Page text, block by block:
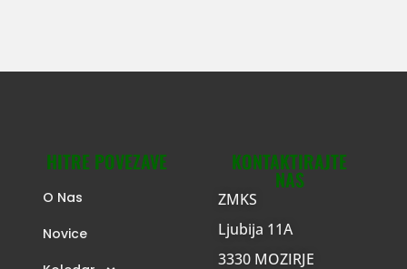
HITRE POVEZAVE
O Nas
Novice
KONTAKTIRAJTE
NAS
ZMKS
Ljubija 11A
3330 MOZIRJE